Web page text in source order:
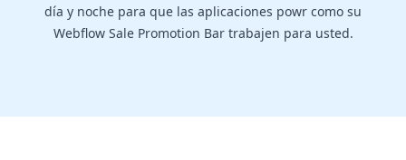
día y noche para que las aplicaciones powr como su
Webflow Sale Promotion Bar trabajen para usted.